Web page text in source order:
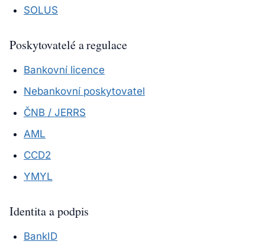
SOLUS
Poskytovatelé a regulace
Bankovní licence
Nebankovní poskytovatel
ČNB / JERRS
AML
CCD2
YMYL
Identita a podpis
BankID